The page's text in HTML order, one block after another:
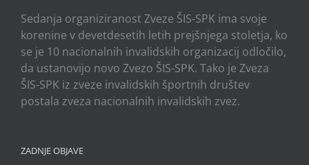
Sedanja organiziranost Zveze ŠIS-SPK ima svoje
korenine v devetdesetih letih prejšnjega stoletja, ko
se je 10 nacionalnih invalidskih organizacij odločilo,
da ustanovijo novo Zvezo ŠIS-SPK. Tako je Zveza
ŠIS-SPK iz zveze invalidskih športnih društev
postala zveza nacionalnih invalidskih zvez.
ZADNJE OBJAVE